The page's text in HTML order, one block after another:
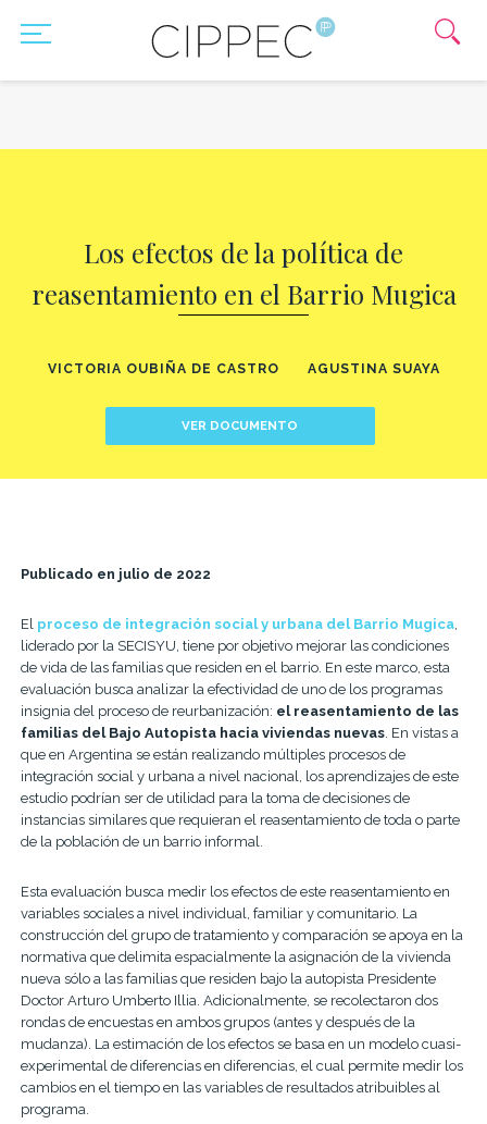
Los efectos de la política de
reasentamiento en el Barrio Mugica
VICTORIA OUBIÑA DE CASTRO AGUSTINA SUAYA
VER DOCUMENTO
Publicado en julio de 2022
El proceso de integración social y urbana del Barrio Mugica,
liderado por la SECISYU, tiene por objetivo mejorar las condiciones
de vida de las familias que residen en el barrio. En este marco, esta
evaluación busca analizar la efectividad de uno de los programas
insignia del proceso de reurbanización: el reasentamiento de las
familias del Bajo Autopista hacia viviendas nuevas. En vistas a
que en Argentina se están realizando múltiples procesos de
integración social y urbana a nivel nacional, los aprendizajes de este
estudio podrían ser de utilidad para la toma de decisiones de
instancias similares que requieran el reasentamiento de toda o parte
de la población de un barrio informal.
Esta evaluación busca medir los efectos de este reasentamiento en
variables sociales a nivel individual, familiar y comunitario. La
construcción del grupo de tratamiento y comparación se apoya en la
normativa que delimita espacialmente la asignación de la vivienda
nueva sólo a las familias que residen bajo la autopista Presidente
Doctor Arturo Umberto Illia. Adicionalmente, se recolectaron dos
rondas de encuestas en ambos grupos (antes y después de la
mudanza). La estimación de los efectos se basa en un modelo cuasi-
experimental de diferencias en diferencias, el cual permite medir los
cambios en el tiempo en las variables de resultados atribuibles al
programa.